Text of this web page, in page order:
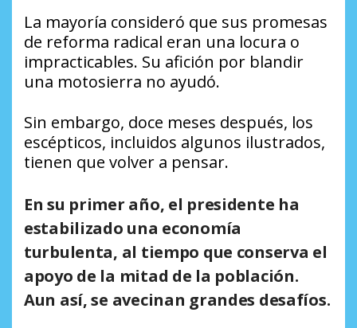
La mayoría consideró que sus promesas
de reforma radical eran una locura o
impracticables. Su afición por blandir
una motosierra no ayudó.
Sin embargo, doce meses después, los
escépticos, incluidos algunos ilustrados,
tienen que volver a pensar.
En su primer año, el presidente ha
estabilizado una economía
turbulenta, al tiempo que conserva el
apoyo de la mitad de la población.
Aun así, se avecinan grandes desafíos.